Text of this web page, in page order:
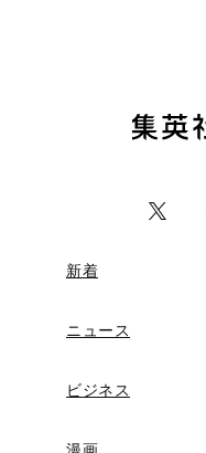
新着
ニュース
ビジネス